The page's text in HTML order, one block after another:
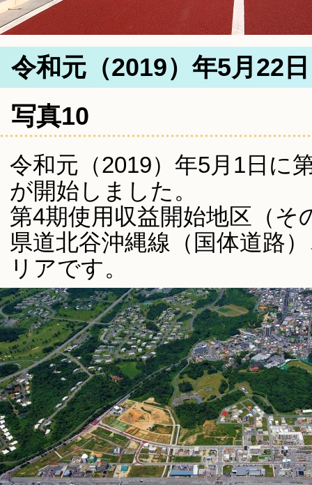
令和元（2019）年5月22
写真10
令和元（2019）年5月1日に
が開始しました。
第4期使用収益開始地区（そ
県道北谷沖縄線（国体道路
リアです。